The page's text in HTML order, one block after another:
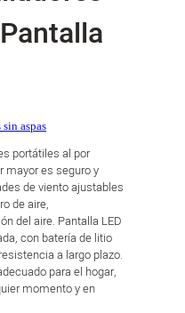
aspas
portátiles al por
mayor es seguro y
de viento ajustables
de aire,
del aire. Pantalla LED
con batería de litio
a largo plazo.
para el hogar,
momento y en